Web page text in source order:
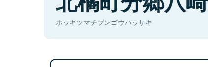
ホッキツマチブンゴウハッサキ